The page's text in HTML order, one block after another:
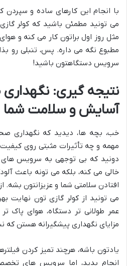
با انجام این کارهای ساده و
می تونید مطمئن باشید که کولر
مثل روز اول براتون کار می کنه و
مطبوع نگه می داره. پس، تنبلی رو
سرویس دستگاهتون باشید!
نتیجه گیری:
آسایش و سلامت شما
خب، بچه ها، دیدید که نگهداری
مهمه و چه تأثیرات مثبتی روی کیفیت
دونید که بی توجهی به سرویس های
خالی می کنه، بلکه می تونه باعث
افتادن سلامتی شما و عزیزانتون بشه.
می تونید از کولر گازی تون نهایت
عمر طولانی تر دستگاه، هوای پاک
مزایای نگهداری پیشگیرانه هستن که
یادتون باشه، هرچند تمیز کردن
انجام بدید، اما سرویس های